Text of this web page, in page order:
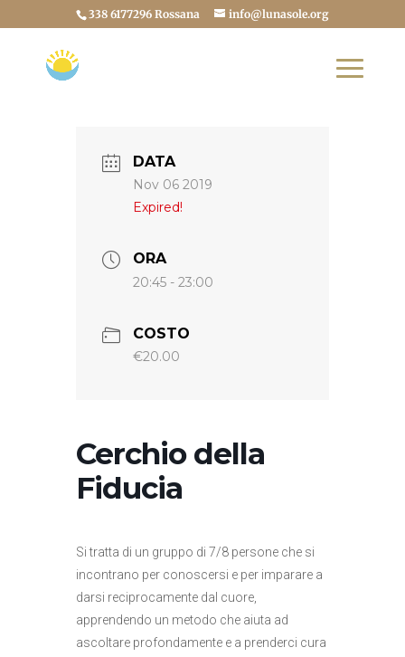
338 6177296 Rossana info@lunasole.org
DATA
Nov 06 2019
Expired!
ORA
20:45 - 23:00
COSTO
€20.00
Cerchio della
Fiducia
Si tratta di un gruppo di 7/8 persone che si
incontrano per conoscersi e per imparare a
darsi reciprocamente dal cuore,
apprendendo un metodo che aiuta ad
ascoltare profondamente e a prenderci cura